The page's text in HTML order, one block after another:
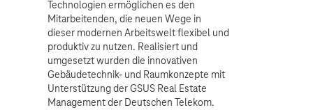
Technologien ermöglichen es den
Mitarbeitenden, die neuen Wege in
dieser modernen Arbeitswelt flexibel und
produktiv zu nutzen. Realisiert und
umgesetzt wurden die innovativen
Gebäudetechnik- und Raumkonzepte mit
Unterstützung der GSUS Real Estate
Management der Deutschen Telekom.